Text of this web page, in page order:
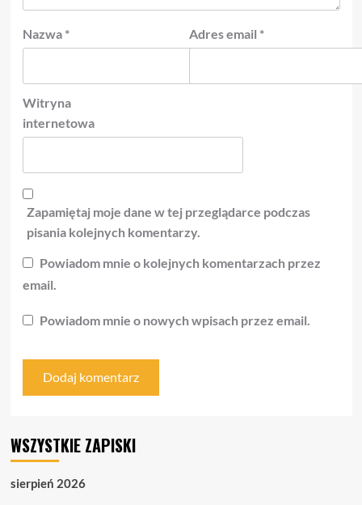
Nazwa * Adres email *
Witryna
internetowa
Zapamiętaj moje dane w tej przeglądarce podczas
pisania kolejnych komentarzy.
Powiadom mnie o kolejnych komentarzach przez
email.
Powiadom mnie o nowych wpisach przez email.
WSZYSTKIE ZAPISKI
sierpień 2026